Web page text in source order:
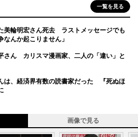
一覧を見る
美輪明宏さん死去 ラストメッセージでも
んか起こりません」
さん カリスマ漫画家、二人の「違い」と
は、経済界有数の読書家だった 『死ぬほ
画像で見る